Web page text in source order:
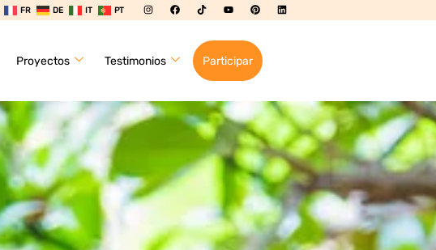
FR DE IT PT
Proyectos Testimonios Participar